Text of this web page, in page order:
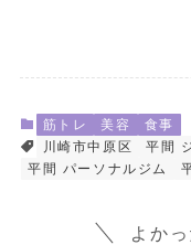
筋トレ 美容
食事
川崎市中原区
平間
平間 パーソナルジム
よか